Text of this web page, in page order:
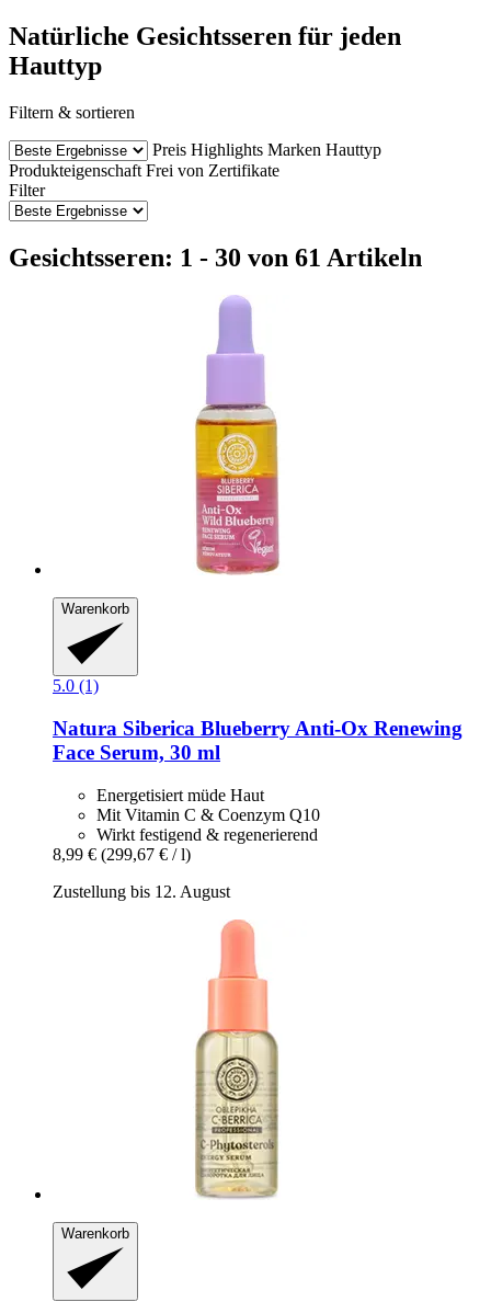
Natürliche Gesichtsseren für jeden
Hauttyp
Filtern & sortieren
Preis Highlights Marken Hauttyp
Produkteigenschaft Frei von Zertifikate
Filter
Gesichtsseren: 1 - 30 von 61 Artikeln
Warenkorb
5.0 (1)
Natura Siberica Blueberry Anti-​Ox Renewing
Face Serum, 30 ml
Energetisiert müde Haut
Mit Vitamin C & Coenzym Q10
Wirkt festigend & regenerierend
8,99 € (299,67 € / l)
Zustellung bis 12. August
Warenkorb